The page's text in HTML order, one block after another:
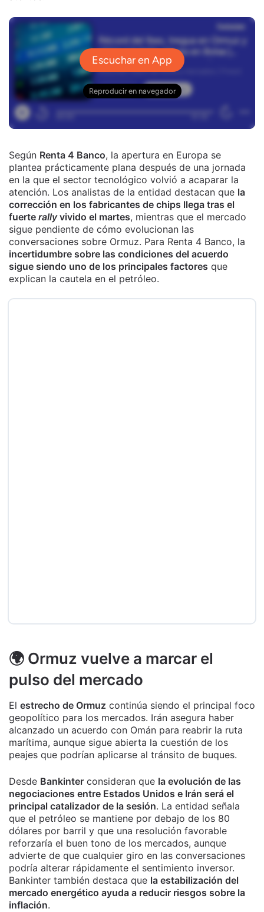
Según Renta 4 Banco, la apertura en Europa se
plantea prácticamente plana después de una jornada
en la que el sector tecnológico volvió a acaparar la
atención. Los analistas de la entidad destacan que la
corrección en los fabricantes de chips llega tras el
fuerte rallyvivido el martes, mientras que el mercado
sigue pendiente de cómo evolucionan las
conversaciones sobre Ormuz. Para Renta 4 Banco, la
incertidumbre sobre las condiciones del acuerdo
sigue siendo uno de los principales factores que
explican la cautela en el petróleo.
🌍 Ormuz vuelve a marcar el
pulso del mercado
El estrecho de Ormuz continúa siendo el principal foco
geopolítico para los mercados. Irán asegura haber
alcanzado un acuerdo con Omán para reabrir la ruta
marítima, aunque sigue abierta la cuestión de los
peajes que podrían aplicarse al tránsito de buques.
Desde Bankinter consideran que la evolución de las
negociaciones entre Estados Unidos e Irán será el
principal catalizador de la sesión. La entidad señala
que el petróleo se mantiene por debajo de los 80
dólares por barril y que una resolución favorable
reforzaría el buen tono de los mercados, aunque
advierte de que cualquier giro en las conversaciones
podría alterar rápidamente el sentimiento inversor.
Bankinter también destaca que la estabilización del
mercado energético ayuda a reducir riesgos sobre la
inflación.